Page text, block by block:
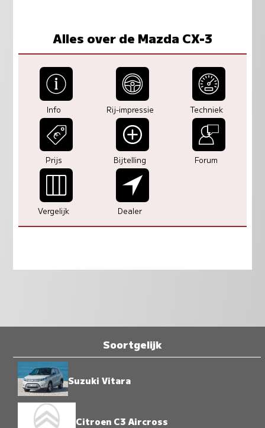
Alles over de Mazda CX-3
Info Rij-impressie Techniek
Prijs Bijtelling Forum
Vergelijk Dealer
Soortgelijk
Suzuki Vitara
Citroen C3 Aircross